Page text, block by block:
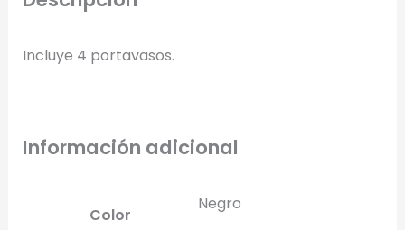
Incluye 4 portavasos.
Información adicional
Color
Negro